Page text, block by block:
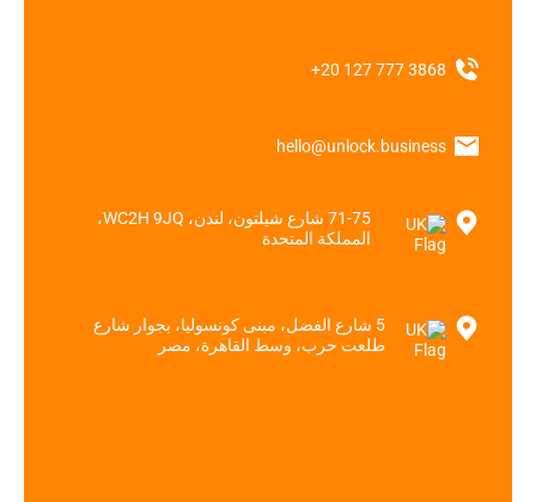
‎+20 127 777 3868‎
hello@unlock.business
71-75 شارع شيلتون، لندن، WC2H 9JQ،
المملكة المتحدة
5 شارع الفضل، مبنى كونسوليا، بجوار شارع
طلعت حرب، وسط القاهرة، مصر